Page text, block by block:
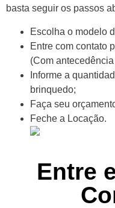
basta seguir os passos
Escolha o modelo
Entre com contato
(Com
Informe a
brinquedo;
Faça seu
Feche a Locação.
Entre